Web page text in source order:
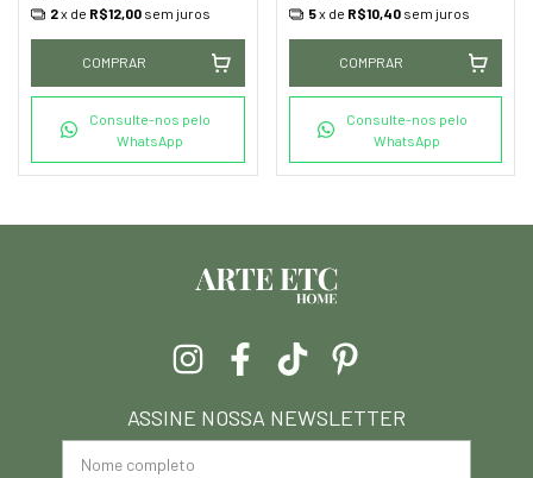
2x de R$12,00 sem juros
COMPRAR
Consulte-nos pelo
WhatsApp
5x de R$10,40 sem juros
COMPRAR
Consulte-nos pelo
WhatsApp
ASSINE NOSSA NEWSLETTER